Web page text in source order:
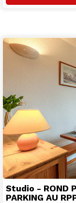
Studio - ROND
PARKING AU